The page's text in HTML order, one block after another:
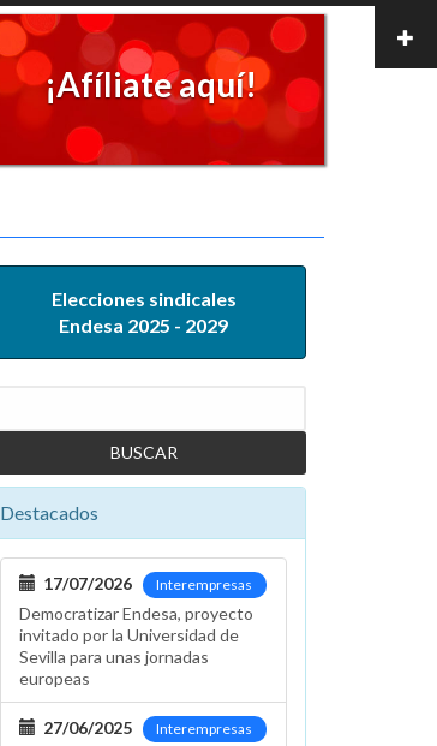
¡Afíliate aquí!
Elecciones sindicales
Endesa 2025 - 2029
Destacados
Interempresas
17/07/2026
Democratizar Endesa, proyecto
invitado por la Universidad de
Sevilla para unas jornadas
europeas
Interempresas
27/06/2025